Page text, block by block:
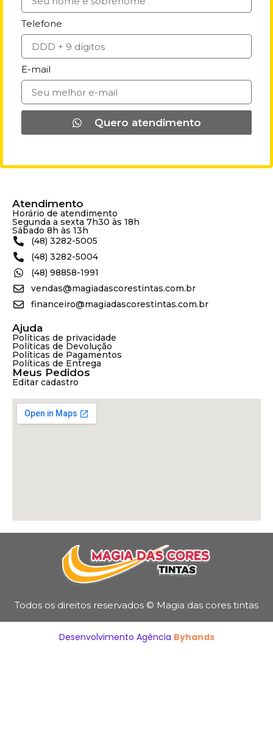
Telefone
E-mail
Quero atendimento
Atendimento
Horário de atendimento
Segunda a sexta 7h30 às 18h
Sábado 8h às 13h
(48) 3282-5005
(48) 3282-5004
(48) 98858-1991
vendas@magiadascorestintas.com.br
financeiro@magiadascorestintas.com.br
Ajuda
Políticas de privacidade
Políticas de Devolução
Políticas de Pagamentos
Políticas de Entrega
Meus Pedidos
Editar cadastro
Todos os direitos reservados © Magia das cores tintas
Desenvolvimento Agência Byhands